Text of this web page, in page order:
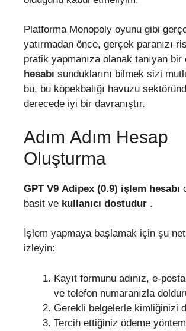
Platforma Monopoly oyunu gibi
yatırmadan önce, gerçek paranızı
pratik yapmanıza olanak tanıyan bir
hesabı sunduklarını bilmek sizi
bu, bu köpekbalığı havuzu
derecede iyi bir davranıştır.
Adım Adım Hesap
Oluşturma
GPT V9 Adipex (0.9) işlem hesabı
basit ve kullanıcı dostudur .
İşlem yapmaya başlamak için şu net
izleyin:
Kayıt formunu adınız, e-
ve telefon numaranızla
Gerekli belgelerle kimliğinizi
Tercih ettiğiniz ödeme